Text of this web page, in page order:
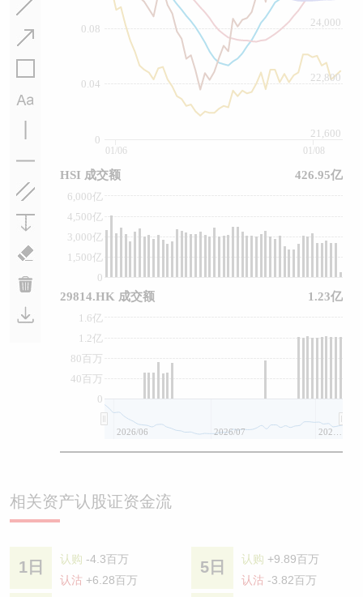
0
0.04
0.08
21,600
22,800
24,000
0
1,500亿
3,000亿
4,500亿
6,000亿
0
40百万
80百万
1.2亿
1.6亿
01/06 01/08
2026/06 2026/07
HSI 成交额 426.95亿
29814.HK 成交额 1.23亿
相关资产认股证资金流
1日 认购 -4.3百万
认沽 +6.28百万
5日 认购 +9.89百万
认沽 -3.82百万